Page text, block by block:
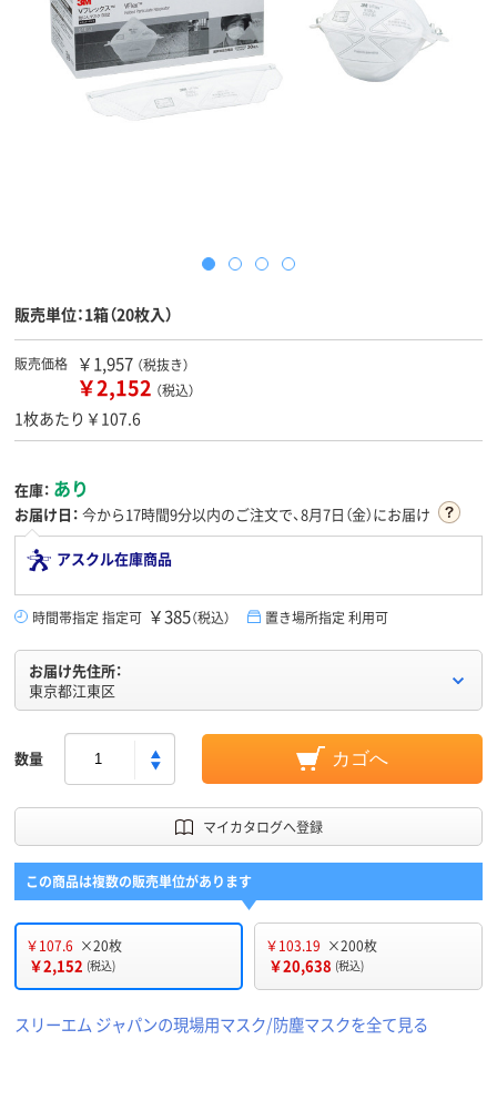
販売単位：1箱（20枚入）
販売価格 ￥1,957 （税抜き）
￥2,152 （税込）
1枚あたり￥107.6
在庫： あり
お届け日： 今から17時間9分以内のご注文で、8月7日（金）にお届け
アスクル在庫商品
時間帯指定 指定可 ￥385（税込） 置き場所指定 利用可
お届け先住所：
東京都江東区
数量 カゴへ
マイカタログへ登録
この商品は複数の販売単位があります
￥107.6 ×20枚
￥2,152 (税込)
￥103.19 ×200枚
￥20,638 (税込)
スリーエム ジャパンの現場用マスク/防塵マスクを全て見る